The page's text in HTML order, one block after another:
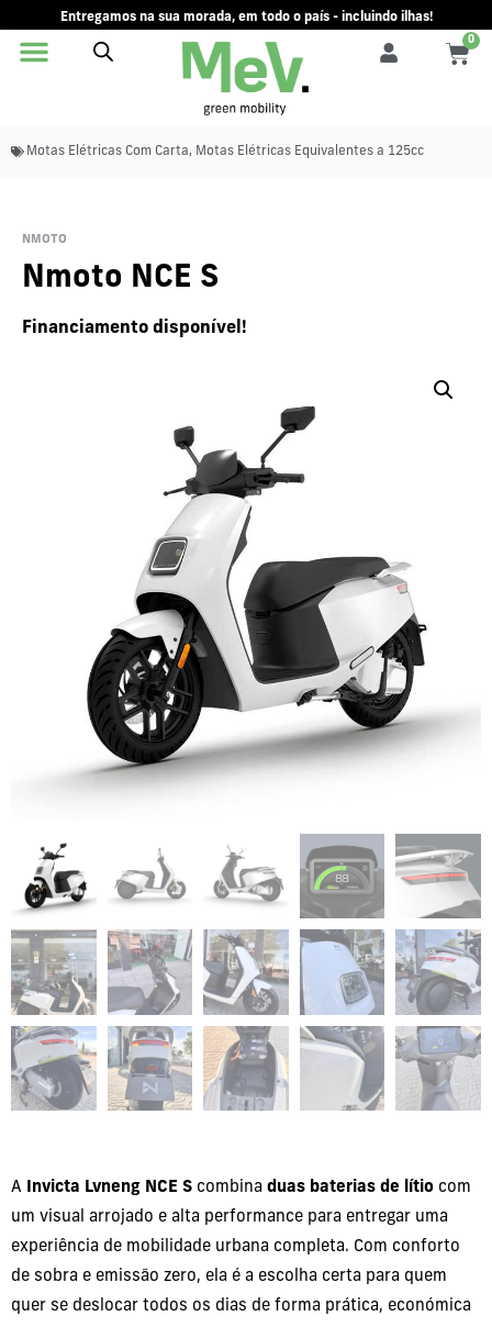
Entregamos na sua morada, em todo o país - incluindo ilhas!
0
Motas Elétricas Com Carta, Motas Elétricas Equivalentes a 125cc
NMOTO
Nmoto NCE S
Financiamento disponível!
A Invicta Lvneng NCE S combina duas baterias de lítio com
um visual arrojado e alta performance para entregar uma
experiência de mobilidade urbana completa. Com conforto
de sobra e emissão zero, ela é a escolha certa para quem
quer se deslocar todos os dias de forma prática, económica